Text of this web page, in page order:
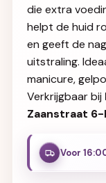
die extra
helpt de huid
en geeft de
uitstraling.
manicure,
Verkrijgbaar bij
Zaanstraat
Voor